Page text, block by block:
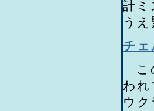
計ミ
う
チェ
こ
われ
ウ